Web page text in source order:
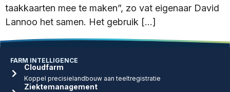
taakkaarten mee te maken”, zo vat eigenaar David
Lannoo het samen. Het gebruik […]
FARM INTELLIGENCE
Cloudfarm
Koppel precisielandbouw aan teeltregistratie
Ziektemanagement